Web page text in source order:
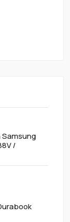
Samsung
/